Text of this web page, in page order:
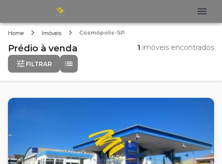
Home Imóveis Cosmópolis-SP
Prédio à venda 1 imóveis encontrados
FILTRAR